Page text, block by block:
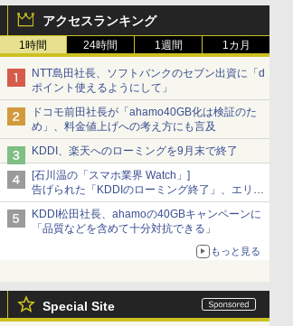
アクセスランキング
1時間 24時間 1週間 1カ月
NTT島田社長、ソフトバンクのセブン出資に「d
ポイント使えるようにして」
ドコモ前田社長が「ahamo40GB化は検証のた
め」、料金値上げへの考え方にも言及
KDDI、楽天へのローミングを9月末で終了
[石川温の「スマホ業界 Watch」]
告げられた「KDDIのローミング終了」、エリア
マップの落とし穴と楽天モバイルの課題
KDDI松田社長、ahamoの40GBキャンペーンに
「品質などを含めて十分対抗できる」
もっと見る
Special Site